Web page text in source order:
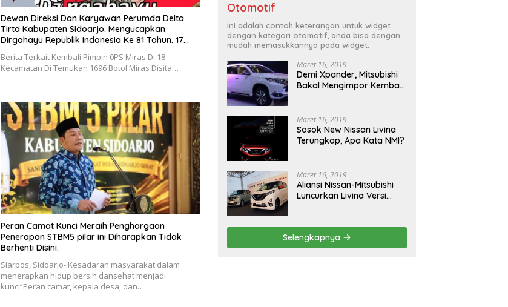
Dewan Direksi Dan Karyawan Perumda Delta
Tirta Kabupaten Sidoarjo. Mengucapkan
Dirgahayu Republik Indonesia Ke 81 Tahun. 17
Berita Terkait Kembali Pimpin 0PS Miras Di 18
Kecamatan Di Temukan 1696 Botol Miras Disita…
Peran Camat Kunci Meraih Penghargaan
Penerapan STBM5 pilar ini Diharapkan Tidak
Berhenti Disini.
Siarpos, Sidoarjo- Kesadaran masyarakat dalam
menerapkan hidup bersih dansehat menjadi
kunci”Peran camat, kepala desa, dan…
Otomotif
Ini adalah contoh keterangan untuk widget
dengan kategori otomotif, anda bisa dengan
mudah memasukkannya pada widget.
Maret 16, 2019
Demi Xpander, Mitsubishi
Bakal Mengimpor Kembali
Maret 16, 2019
Sosok New Nissan Livina
Terungkap, Apa Kata NMI?
Maret 16, 2019
Aliansi Nissan-Mitsubishi
Luncurkan Livina Versi
Selengkapnya